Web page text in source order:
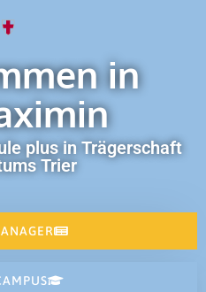
in
plus in Trägerschaft
Trier